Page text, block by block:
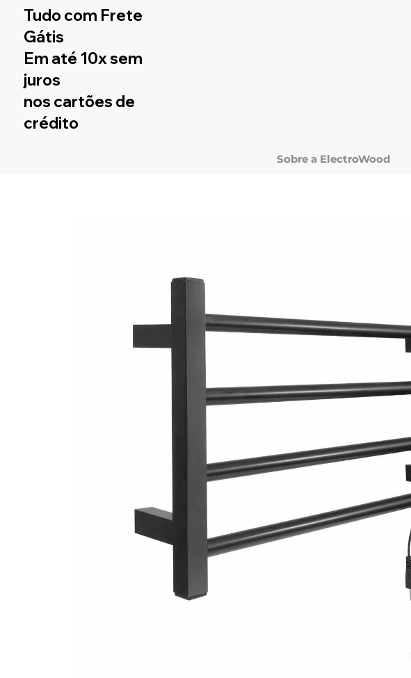
Tudo com Frete
Gátis
Em até 10x sem
juros
nos cartões de
crédito
Sobre a ElectroWood